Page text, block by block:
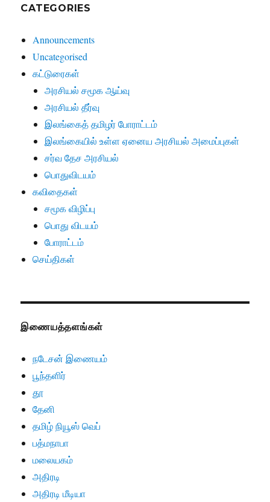
CATEGORIES
Announcements
Uncategorised
கட்டுரைகள்
அரசியல் சமூக ஆய்வு
அரசியல் தீர்வு
இலங்கைத் தமிழர் போராட்டம்
இலங்கையில் உள்ள ஏனைய அரசியல் அமைப்புகள்
சர்வ தேச அரசியல்
பொதுவிடயம்
கவிதைகள்
சமூக விழிப்பு
பொது விடயம்
போராட்டம்
செய்திகள்
இணையத்தளங்கள்
நடேசன் இணையம்
பூந்தளிர்
தூ
தேனி
தமிழ் நியூஸ் வெப்
பத்மநாபா
மலையகம்
அதிரடி
அதிரடி மீடியா